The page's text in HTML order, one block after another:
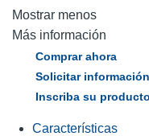
Mostrar menos
Más información
Comprar ahora
Solicitar información
Inscriba su producto
Características